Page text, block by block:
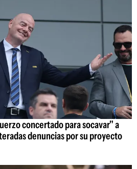
concertado para socavar" a
denuncias por su proyecto